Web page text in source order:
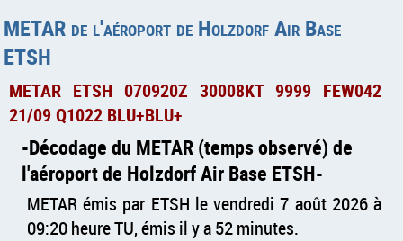
METAR de l'aéroport de Holzdorf Air Base
ETSH
METAR ETSH 070920Z 30008KT 9999 FEW042
21/09 Q1022 BLU+BLU+
Décodage du METAR (temps observé) de
l'aéroport de Holzdorf Air Base ETSH
METAR émis par ETSH le vendredi 7 août 2026 à
09:20 heure TU, émis il y a 52 minutes.